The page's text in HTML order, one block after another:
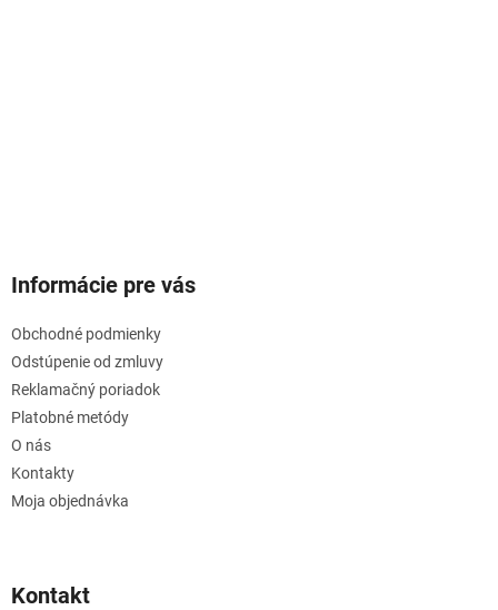
Informácie pre vás
Obchodné podmienky
Odstúpenie od zmluvy
Reklamačný poriadok
Platobné metódy
O nás
Kontakty
Moja objednávka
Kontakt